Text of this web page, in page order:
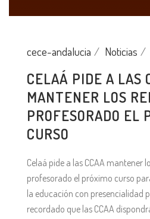
cece-andalucia Noticias
CELAÁ PIDE A LAS
MANTENER LOS
PROFESORADO EL
CURSO
Celaá pide a las CCAA mantener
profesorado el próximo curso
la educación con presencialidad
recordado que las CCAA